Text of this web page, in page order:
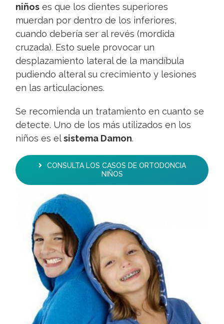
niños es que los dientes superiores
muerdan por dentro de los inferiores,
cuando debería ser al revés (mordida
cruzada). Esto suele provocar un
desplazamiento lateral de la mandíbula
pudiendo alteral su crecimiento y lesiones
en las articulaciones.
Se recomienda un tratamiento en cuanto se
detecte. Uno de los más utilizados en los
niños es elsistema Damon.
CONSULTA LOS CASOS DE ORTODONCIA
NIÑOS